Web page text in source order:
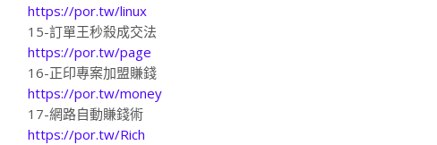
https://por.tw/linux
15-訂單王秒殺成交法
https://por.tw/page
16-正印專案加盟賺錢
https://por.tw/money
17-網路自動賺錢術
https://por.tw/Rich